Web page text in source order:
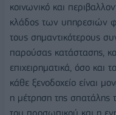
κοινωνικό και
κλάδος των υπηρεσιών
τους σημαντικότερους
παρούσας κατάστασης,
επιχειρηματικά, όσο και
κάθε ξενοδοχείο είναι
η μέτρηση της σπατάλης
του προσωπικού και η